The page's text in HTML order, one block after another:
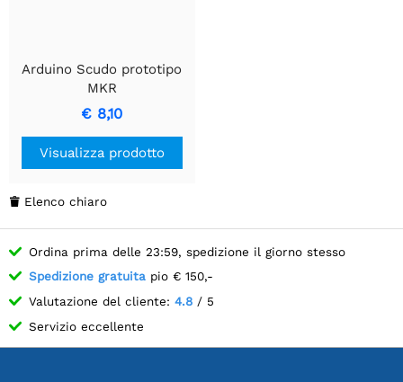
Arduino Scudo prototipo
MKR
€ 8,10
Visualizza prodotto
 Elenco chiaro
Ordina prima delle 23:59, spedizione il giorno stesso
Spedizione gratuita pio € 150,-
Valutazione del cliente: 4.8 / 5
Servizio eccellente